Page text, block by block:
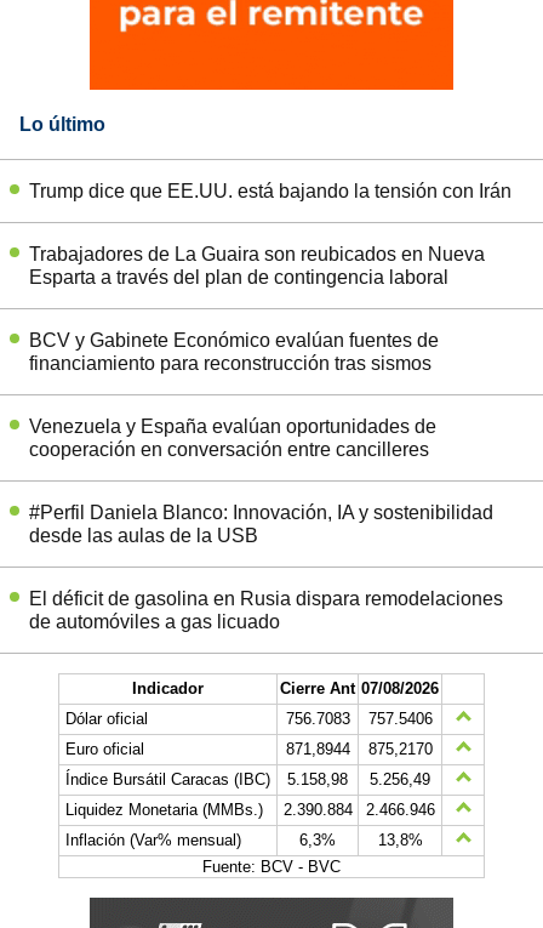
Lo último
Trump dice que EE.UU. está bajando la tensión con Irán
Trabajadores de La Guaira son reubicados en Nueva
Esparta a través del plan de contingencia laboral
BCV y Gabinete Económico evalúan fuentes de
financiamiento para reconstrucción tras sismos
Venezuela y España evalúan oportunidades de
cooperación en conversación entre cancilleres
#Perfil Daniela Blanco: Innovación, IA y sostenibilidad
desde las aulas de la USB
El déficit de gasolina en Rusia dispara remodelaciones
de automóviles a gas licuado
Indicador Cierre Ant 07/08/2026
Dólar oficial
756.7083
757.5406
Euro oficial
871,8944
875,2170
Índice Bursátil Caracas (IBC)
5.158,98
5.256,49
Liquidez Monetaria (MMBs.)
2.390.884
2.466.946
Inflación (Var% mensual)
6,3%
13,8%
Fuente: BCV - BVC